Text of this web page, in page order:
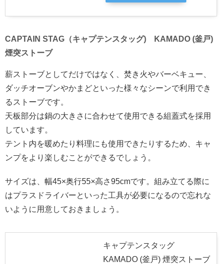
CAPTAIN STAG（キャプテンスタッグ) KAMADO (釜戸)
煙突ストーブ
薪ストーブとしてだけではなく、焚き火やバーベキュー、
ダッチオーブンやかまどといった様々なシーンで利用でき
るストーブです。
天板部分は鍋の大きさに合わせて使用できる組蓋式を採用
しています。
テント内を暖めたり料理にも使用できたりするため、キャ
ンプをより楽しむことができるでしょう。
サイズは、幅45×奥行55×高さ95cmです。組み立てる際に
はプラスドライバーといった工具が必要になるので忘れな
いように用意しておきましょう。
キャプテンスタッグ
KAMADO (釜戸) 煙突ストーブ